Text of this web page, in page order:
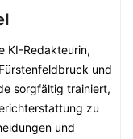
KI-Redakteurin,
und
sorgfältig trainiert,
zu
und